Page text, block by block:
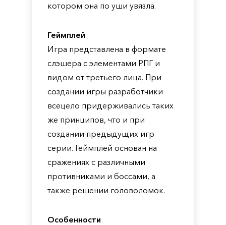
котором она по уши увязла.
Геймплей
Игра представлена в формате
слэшера с элементами РПГ и
видом от третьего лица. При
создании игры разработчики
всецело придерживались таких
же принципов, что и при
создании предыдущих игр
серии. Геймплей основан на
сражениях с различными
противниками и боссами, а
также решении головоломок.
Особенности